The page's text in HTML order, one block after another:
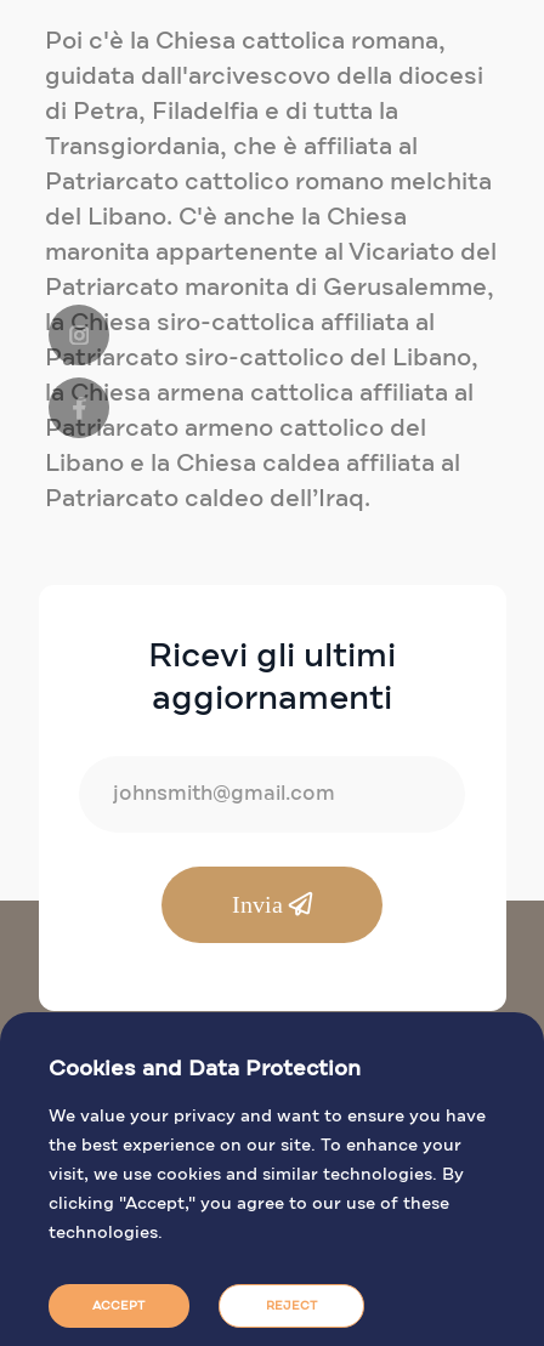
Poi c'è la Chiesa cattolica romana,
guidata dall'arcivescovo della diocesi
di Petra, Filadelfia e di tutta la
Transgiordania, che è affiliata al
Patriarcato cattolico romano melchita
del Libano. C'è anche la Chiesa
maronita appartenente al Vicariato del
Patriarcato maronita di Gerusalemme,
la Chiesa siro-cattolica affiliata al
Patriarcato siro-cattolico del Libano,
la Chiesa armena cattolica affiliata al
Patriarcato armeno cattolico del
Libano e la Chiesa caldea affiliata al
Patriarcato caldeo dell’Iraq.
Cookies and Data Protection
We value your privacy and want to ensure you have
the best experience on our site. To enhance your
visit, we use cookies and similar technologies. By
clicking "Accept," you agree to our use of these
technologies.
ACCEPT REJECT
Ricevi gli ultimi
aggiornamenti
Invia
SITI BIBLICI
INFORMAZIONI GENERALI